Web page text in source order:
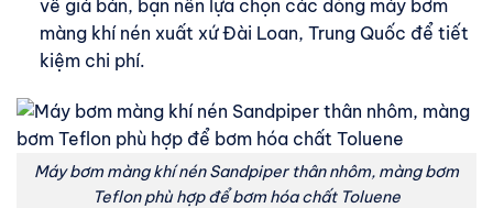
về giá bán, bạn nên lựa chọn các dòng máy bơm
màng khí nén xuất xứ Đài Loan, Trung Quốc để tiết
kiệm chi phí.
Máy bơm màng khí nén Sandpiper thân nhôm, màng bơm
Teflon phù hợp để bơm hóa chất Toluene